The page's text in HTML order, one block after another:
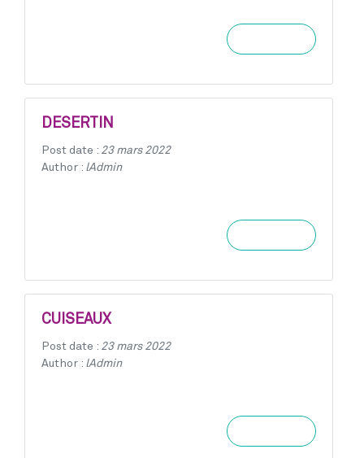
DESERTIN
Post date : 23 mars 2022
Author : lAdmin
CUISEAUX
Post date : 23 mars 2022
Author : lAdmin